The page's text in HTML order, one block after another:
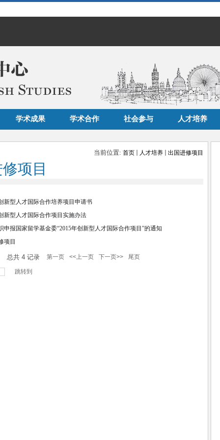
学术成果 学术合作 社会参与 人才培养
当前位置: 首页 人才培养 出国进修项目
项目
新型人才国际合作培养项目申请书
新型人才国际合作项目实施办法
申报国家留学基金委“2015年创新型人才国际合作项目”的通知
项目
总共 4记录 第一页 <<上一页 下一页>> 尾页
跳转到